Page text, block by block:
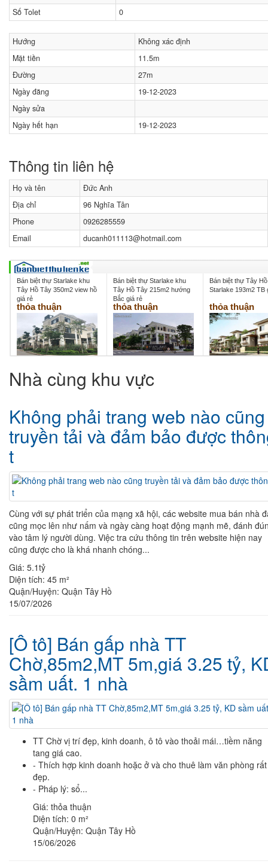
Số Tolet
0
Hướng
Không xác định
Mặt tiền
11.5m
Đường
27m
Ngày đăng
19-12-2023
Ngày sửa
Ngày hết hạn
19-12-2023
Thông tin liên hệ
Họ và tên
Đức Anh
Địa chỉ
96 Nghĩa Tân
Phone
0926285559
Email
ducanh011113@hotmail.com
Bán biệt thự Starlake khu
Tây Hồ Tây 350m2 view hồ
giá rẻ
thỏa thuận
Bán biệt thự Starlake khu
Tây Hồ Tây 215m2 hướng
Bắc giá rẻ
thỏa thuận
Bán biệt thự Tây
Starlake 193m2 TB
thỏa thuận
Nhà cùng khu vực
Không phải trang web nào cũng
truyền tải và đảm bảo được
t
Cùng với sự phát triển của mạng xã hội, các website mua bán nhà
cũng mọc lên như nấm và ngày càng hoạt động mạnh mẽ, đánh
vào tâm lý người dùng. Việc tra cứu thông tin trên website hiện nay
cũng được cho là khá nhanh chóng...
Giá: 5.1tỷ
Diện tích: 45 m²
Quận/Huyện: Quận Tây Hồ
15/07/2026
[Ô tô] Bán gấp nhà TT
Chờ,85m2,MT 5m,giá 3.25 tỷ,
sầm uất. 1 nhà
TT Chờ vị trí đẹp, kinh doanh, ô tô vào thoải mái…tiềm năng
tang giá cao.
- Thích hợp kinh doanh hoặc ở và cho thuê làm văn phòng rất
đẹp.
- Pháp lý: sổ...
Giá: thỏa thuận
Diện tích: 0 m²
Quận/Huyện: Quận Tây Hồ
15/06/2026